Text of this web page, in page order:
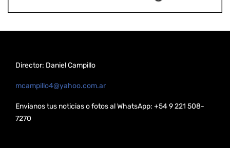
Director: Daniel Campillo
mcampillo4@yahoo.com.ar
Envianos tus noticias o fotos al WhatsApp: +54 9 221 508-
7270